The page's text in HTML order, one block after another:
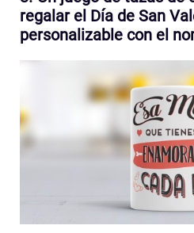
regalar el Día de San
personalizable con el